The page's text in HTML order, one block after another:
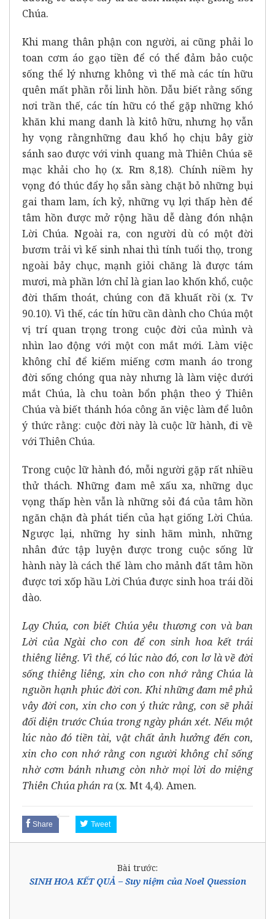
Chúa.
Khi mang thân phận con người, ai cũng phải lo
toan cơm áo gạo tiền để có thể đảm bảo cuộc
sống thể lý nhưng không vì thế mà các tín hữu
quên mất phần rỗi linh hồn. Dẫu biết rằng sống
nơi trần thế, các tín hữu có thể gặp những khó
khăn khi mang danh là kitô hữu, nhưng họ vẫn
hy vọng rằngnhững đau khổ họ chịu bây giờ
sánh sao được với vinh quang mà Thiên Chúa sẽ
mạc khải cho họ (x. Rm 8,18). Chính niềm hy
vọng đó thúc đẩy họ sẵn sàng chặt bỏ những bụi
gai tham lam, ích kỷ, những vụ lợi thấp hèn để
tâm hồn được mở rộng hầu dễ dàng đón nhận
Lời Chúa. Ngoài ra, con người dù có một đời
bươm trải vì kế sinh nhai thì tính tuổi thọ, trong
ngoài bảy chục, mạnh giỏi chăng là được tám
mươi, mà phần lớn chỉ là gian lao khốn khổ, cuộc
đời thấm thoát, chúng con đã khuất rồi (x. Tv
90.10). Vì thế, các tín hữu cần dành cho Chúa một
vị trí quan trọng trong cuộc đời của mình và
nhìn lao động với một con mắt mới. Làm việc
không chỉ để kiếm miếng cơm manh áo trong
đời sống chóng qua này nhưng là làm việc dưới
mắt Chúa, là chu toàn bổn phận theo ý Thiên
Chúa và biết thánh hóa công ăn việc làm để luôn
ý thức rằng: cuộc đời này là cuộc lữ hành, đi về
với Thiên Chúa.
Trong cuộc lữ hành đó, mỗi người gặp rất nhiều
thử thách. Những đam mê xấu xa, những dục
vọng thấp hèn vẫn là những sỏi đá của tâm hồn
ngăn chặn đà phát tiển của hạt giống Lời Chúa.
Ngược lại, những hy sinh hãm mình, những
nhân đức tập luyện được trong cuộc sống lữ
hành này là cách thế làm cho mảnh đất tâm hồn
được tơi xốp hầu Lời Chúa được sinh hoa trái dồi
dào.
Lạy Chúa, con biết Chúa yêu thương con và ban
Lời của Ngài cho con để con sinh hoa kết trái
thiêng liêng. Vì thế, có lúc nào đó, con lơ là về đời
sống thiêng liêng, xin cho con nhớ rằng Chúa là
nguồn hạnh phúc đời con. Khi những đam mê phủ
vây đời con, xin cho con ý thức rằng, con sẽ phải
đối diện trước Chúa trong ngày phán xét. Nếu một
lúc nào đó tiền tài, vật chất ảnh hưởng đến con,
xin cho con nhớ rằng con người không chỉ sống
nhờ cơm bánh nhưng còn nhờ mọi lời do miệng
Thiên Chúa phán ra (x. Mt 4,4). Amen.
Share Tweet
Bài trước:
SINH HOA KẾT QUẢ – Suy niệm của Noel Quession